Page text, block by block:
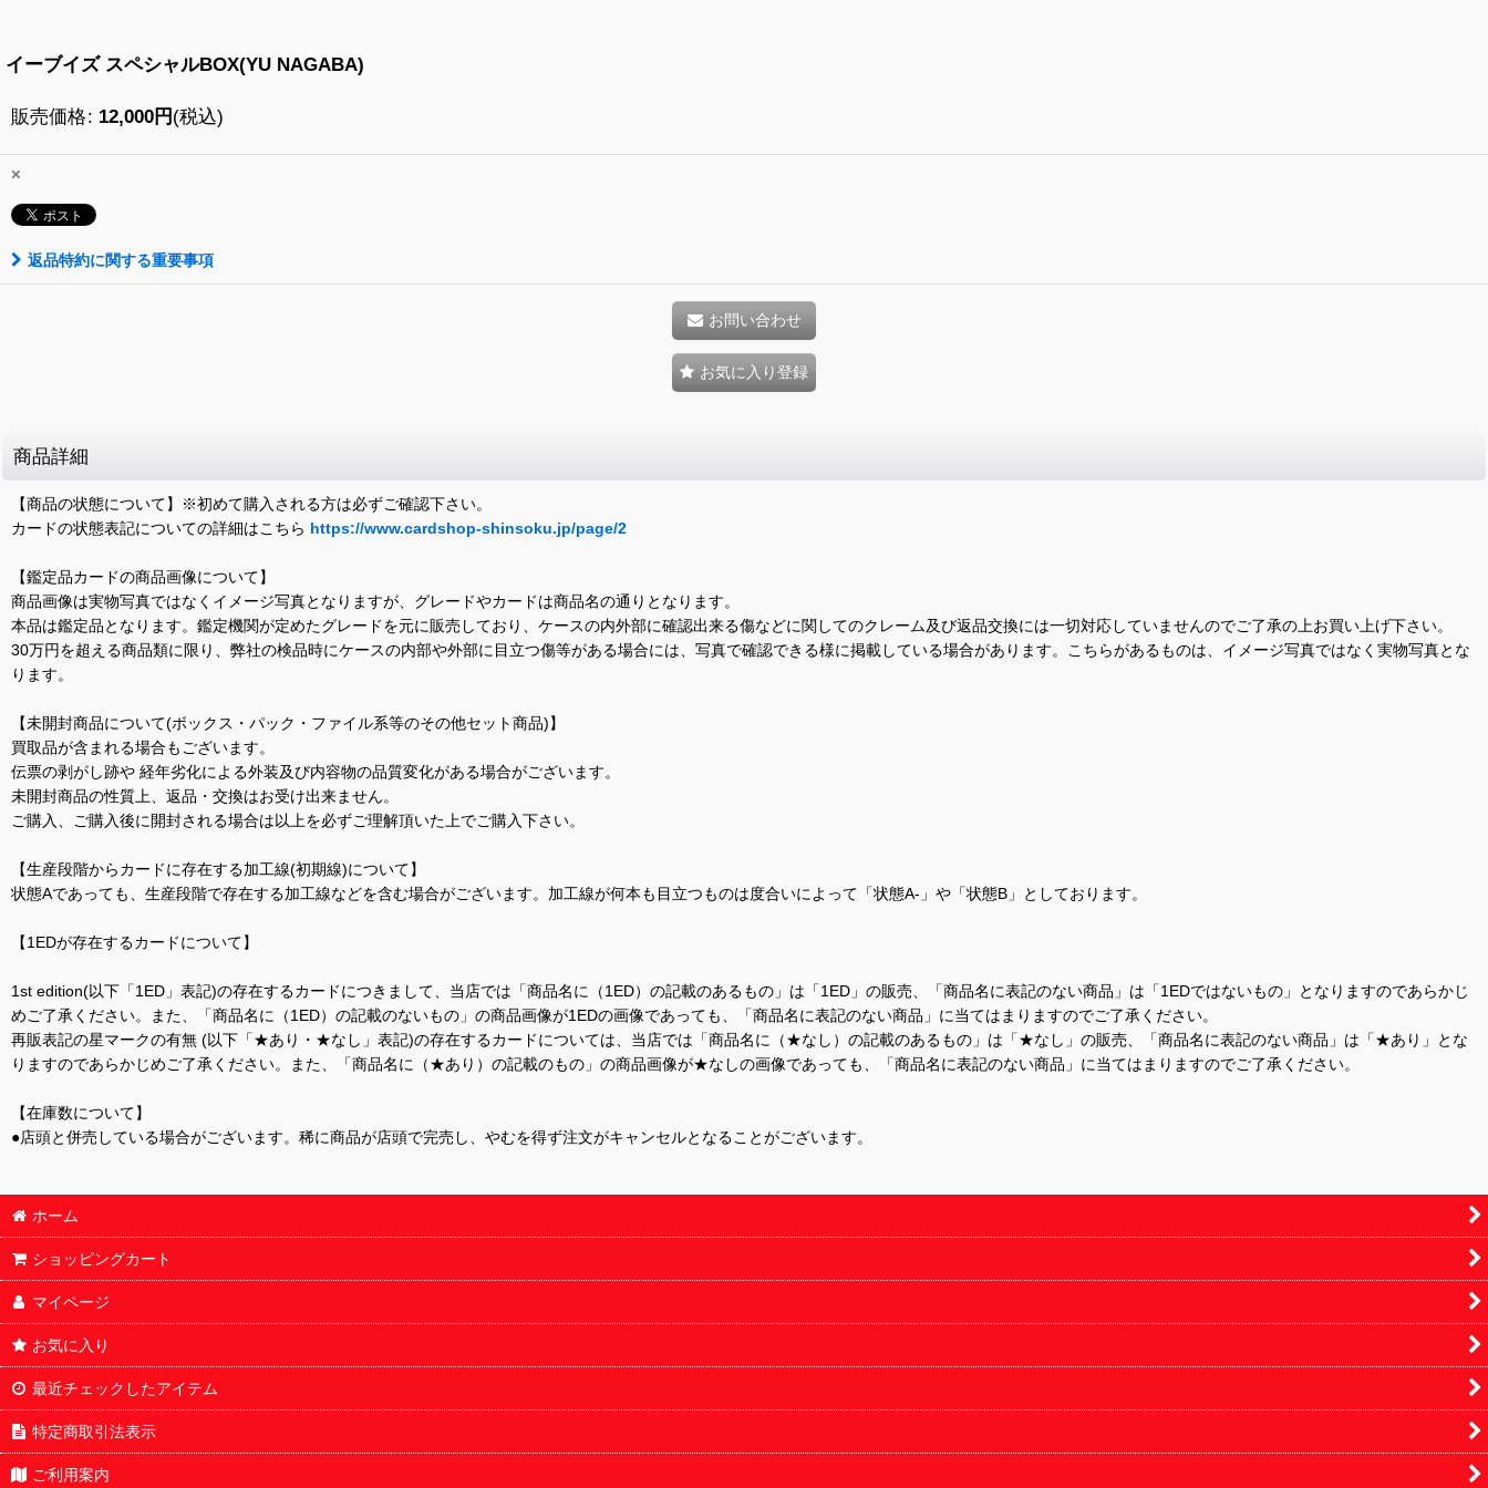
イーブイズ スペシャルBOX(YU NAGABA)
販売価格: 12,000円 (税込)
×
返品特約に関する重要事項
お問い合わせ
お気に入り登録
商品詳細
【商品の状態について】※初めて購入される方は必ずご確認下さい。
カードの状態表記についての詳細はこちら https://www.cardshop-shinsoku.jp/page/2
【鑑定品カードの商品画像について】
商品画像は実物写真ではなくイメージ写真となりますが、グレードやカードは商品名の通りとなります。
本品は鑑定品となります。鑑定機関が定めたグレードを元に販売しており、ケースの内外部に確認出来る傷などに関してのクレーム及び返品交換には一切対応していませんのでご了承の上お買い上げ下さい。
30万円を超える商品類に限り、弊社の検品時にケースの内部や外部に目立つ傷等がある場合には、写真で確認できる様に掲載している場合があります。こちらがあるものは、イメージ写真ではなく実物写真とな
ります。
【未開封商品について(ボックス・パック・ファイル系等のその他セット商品)】
買取品が含まれる場合もございます。
伝票の剥がし跡や 経年劣化による外装及び内容物の品質変化がある場合がございます。
未開封商品の性質上、返品・交換はお受け出来ません。
ご購入、ご購入後に開封される場合は以上を必ずご理解頂いた上でご購入下さい。
【生産段階からカードに存在する加工線(初期線)について】
状態Aであっても、生産段階で存在する加工線などを含む場合がございます。加工線が何本も目立つものは度合いによって「状態A-」や「状態B」としております。
【1EDが存在するカードについて】
1st edition(以下「1ED」表記)の存在するカードにつきまして、当店では「商品名に（1ED）の記載のあるもの」は「1ED」の販売、「商品名に表記のない商品」は「1EDではないもの」となりますのであらかじ
めご了承ください。また、「商品名に（1ED）の記載のないもの」の商品画像が1EDの画像であっても、「商品名に表記のない商品」に当てはまりますのでご了承ください。
再販表記の星マークの有無 (以下「★あり・★なし」表記)の存在するカードについては、当店では「商品名に（★なし）の記載のあるもの」は「★なし」の販売、「商品名に表記のない商品」は「★あり」とな
りますのであらかじめご了承ください。また、「商品名に（★あり）の記載のもの」の商品画像が★なしの画像であっても、「商品名に表記のない商品」に当てはまりますのでご了承ください。
【在庫数について】
●店頭と併売している場合がございます。稀に商品が店頭で完売し、やむを得ず注文がキャンセルとなることがございます。
ホーム
ショッピングカート
マイページ
お気に入り
最近チェックしたアイテム
特定商取引法表示
ご利用案内